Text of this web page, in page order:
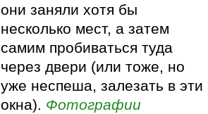
они заняли хотя бы
несколько мест, а затем
самим пробиваться туда
через двери (или тоже, но
уже неспеша, залезать в эти
окна). Фотографии